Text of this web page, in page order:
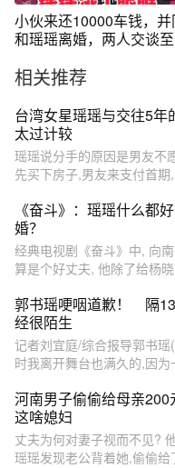
小伙来还10000车钱，并
和瑶瑶离婚，两人交谈
相关推荐
台湾女星瑶瑶与交往5
太过计较
瑶瑶说分手的原因是男友不
先买下房子,男友来支付首
《奋斗》：瑶瑶什么都
婚？
经典电视剧《奋斗》中, 向
算是个好丈夫, 他除了给杨
郭书瑶哽咽道歉！ 隔
经很陌生
记者刘宜庭/综合报导郭书
时我离开舞台也满久的,因
河南男子偷偷给母亲200
这啥媳妇
丈夫为何对妻子视而不见?
瑶瑶发现老公背着她,偷偷